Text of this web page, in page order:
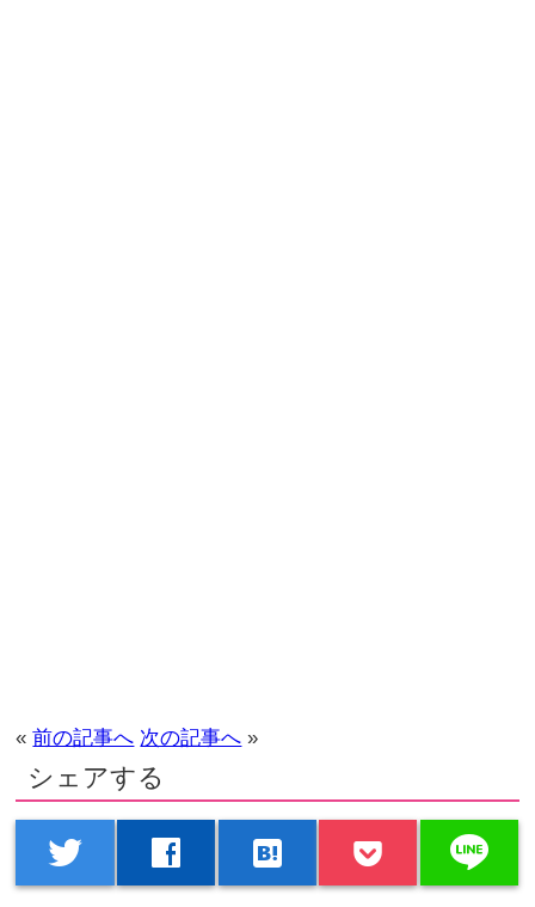
«前の記事へ 次の記事へ »
シェアする
twitter facebook hatenabookmark line